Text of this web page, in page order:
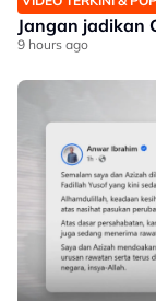
Jangan jadikan
9 hours ago